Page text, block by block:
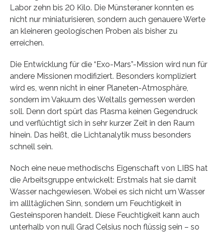
Labor zehn bis 20 Kilo. Die Münsteraner konnten es
nicht nur miniaturisieren, sondern auch genauere Werte
an kleineren geologischen Proben als bisher zu
erreichen.
Die Entwicklung für die “Exo-Mars”-Mission wird nun für
andere Missionen modifiziert. Besonders kompliziert
wird es, wenn nicht in einer Planeten-Atmosphäre,
sondern im Vakuum des Weltalls gemessen werden
soll. Denn dort spürt das Plasma keinen Gegendruck
und verflüchtigt sich in sehr kurzer Zeit in den Raum
hinein. Das heißt, die Lichtanalytik muss besonders
schnell sein.
Noch eine neue methodischs Eigenschaft von LIBS hat
die Arbeitsgruppe entwickelt: Erstmals hat sie damit
Wasser nachgewiesen. Wobei es sich nicht um Wasser
im allltäglichen Sinn, sondern um Feuchtigkeit in
Gesteinsporen handelt. Diese Feuchtigkeit kann auch
unterhalb von null Grad Celsius noch flüssig sein – so